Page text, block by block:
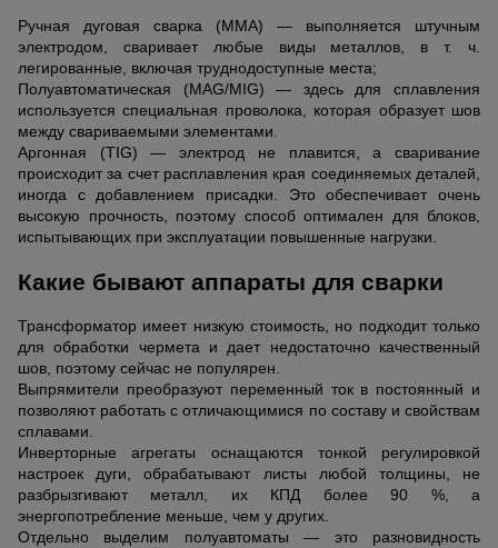
Ручная дуговая сварка (MMA) — выполняется штучным
электродом, сваривает любые виды металлов, в т. ч.
легированные, включая труднодоступные места;
Полуавтоматическая (MAG/MIG) — здесь для сплавления
используется специальная проволока, которая образует шов
между свариваемыми элементами.
Аргонная (TIG) — электрод не плавится, а сваривание
происходит за счет расплавления края соединяемых деталей,
иногда с добавлением присадки. Это обеспечивает очень
высокую прочность, поэтому способ оптимален для блоков,
испытывающих при эксплуатации повышенные нагрузки.
Какие бывают аппараты для сварки
Трансформатор имеет низкую стоимость, но подходит только
для обработки чермета и дает недостаточно качественный
шов, поэтому сейчас не популярен.
Выпрямители преобразуют переменный ток в постоянный и
позволяют работать с отличающимися по составу и свойствам
сплавами.
Инверторные агрегаты оснащаются тонкой регулировкой
настроек дуги, обрабатывают листы любой толщины, не
разбрызгивают металл, их КПД более 90 %, а
энергопотребление меньше, чем у других.
Отдельно выделим полуавтоматы — это разновидность